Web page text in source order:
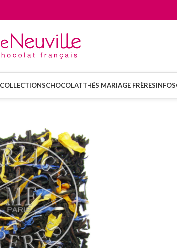
COLLECTIONSCHOCOLATTHÉS MARIAGE FRÈRESINFOS